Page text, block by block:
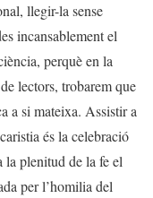
llegir-la sense
incansablement el
perquè en la
lectors, trobarem que
a si mateixa. Assistir a
és la celebració
plenitud de la fe el
per l’homilia del